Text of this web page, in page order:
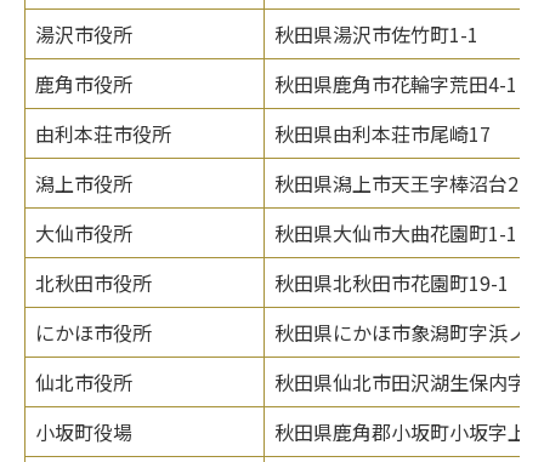
湯沢市役所
秋田県湯沢市佐竹町1-1
鹿角市役所
秋田県鹿角市花輪字荒田4-1
由利本荘市役所
秋田県由利本荘市尾崎17
潟上市役所
秋田県潟上市天王字棒沼台
大仙市役所
秋田県大仙市大曲花園町1-1
北秋田市役所
秋田県北秋田市花園町19-1
にかほ市役所
秋田県にかほ市象潟町字浜ノ
仙北市役所
秋田県仙北市田沢湖生保内字
小坂町役場
秋田県鹿角郡小坂町小坂字上